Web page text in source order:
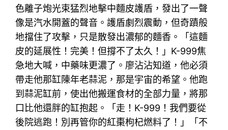
色離子炮光束猛烈地擊中麵皮護盾，發出了一聲
像是汽水開蓋的聲音。護盾劇烈震動，但奇蹟般
地擋住了攻擊，只是散發出濃郁的麵香。「這麵
皮的延展性！完美！但撐不了太久！」K-999焦
急地大喊，中藥味更濃了。廖沾沾知道，他必須
帶走他那缸陳年老蒜泥，那是宇宙的希望。他跑
到蒜泥缸前，使出他搬運食材的全部力量，將那
口比他還胖的缸抱起。「走！K-999！我們要從
後院逃跑！別再管你的紅棗枸杞燃料了！」「不